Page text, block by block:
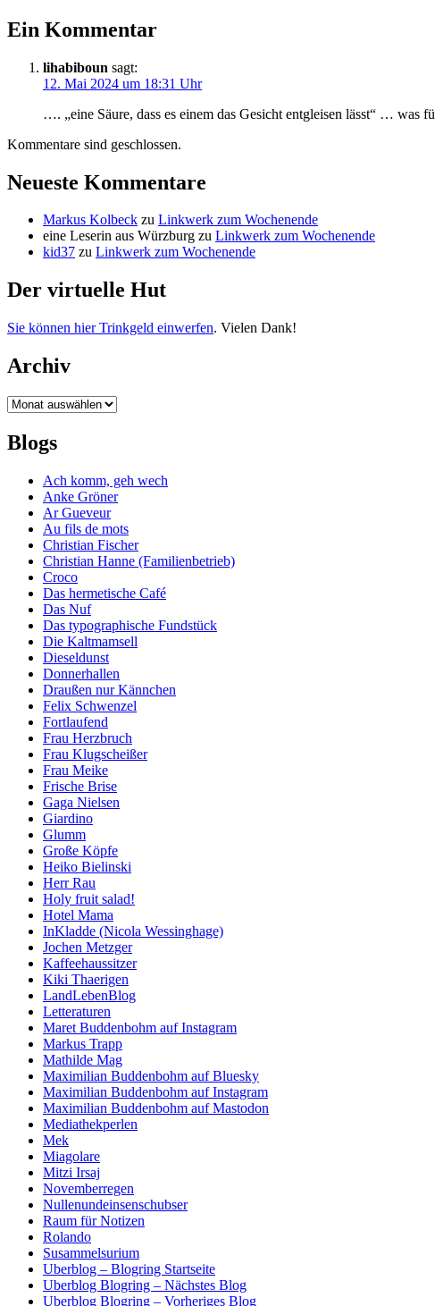
Ein Kommentar
lihabiboun sagt:
12. Mai 2024 um 18:31 Uhr
…. „eine Säure, dass es einem das Gesicht entgleisen lässt“ … was
Kommentare sind geschlossen.
Neueste Kommentare
Markus Kolbeck zu Linkwerk zum Wochenende
eine Leserin aus Würzburg zu Linkwerk zum Wochenende
kid37 zu Linkwerk zum Wochenende
Der virtuelle Hut
Sie können hier Trinkgeld einwerfen. Vielen Dank!
Archiv
Archiv
Blogs
Ach komm, geh wech
Anke Gröner
Ar Gueveur
Au fils de mots
Christian Fischer
Christian Hanne (Familienbetrieb)
Croco
Das hermetische Café
Das Nuf
Das typographische Fundstück
Die Kaltmamsell
Dieseldunst
Donnerhallen
Draußen nur Kännchen
Felix Schwenzel
Fortlaufend
Frau Herzbruch
Frau Klugscheißer
Frau Meike
Frische Brise
Gaga Nielsen
Giardino
Glumm
Große Köpfe
Heiko Bielinski
Herr Rau
Holy fruit salad!
Hotel Mama
InKladde (Nicola Wessinghage)
Jochen Metzger
Kaffeehaussitzer
Kiki Thaerigen
LandLebenBlog
Letteraturen
Maret Buddenbohm auf Instagram
Markus Trapp
Mathilde Mag
Maximilian Buddenbohm auf Bluesky
Maximilian Buddenbohm auf Instagram
Maximilian Buddenbohm auf Mastodon
Mediathekperlen
Mek
Miagolare
Mitzi Irsaj
Novemberregen
Nullenundeinsenschubser
Raum für Notizen
Rolando
Susammelsurium
Uberblog – Blogring Startseite
Uberblog Blogring – Nächstes Blog
Uberblog Blogring – Vorheriges Blog